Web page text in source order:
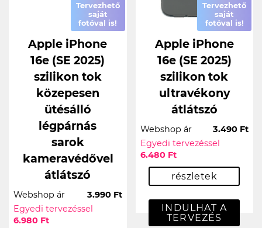
Tervezhető
saját
fotóval is!
Apple iPhone
16e (SE 2025)
szilikon tok
közepesen
ütésálló
légpárnás
sarok
kameravédővel
átlátszó
Webshop ár
3.990 Ft
Egyedi tervezéssel
6.980 Ft
Tervezhető
saját
fotóval is!
Apple iPhone
16e (SE 2025)
szilikon tok
ultravékony
átlátszó
Webshop ár
3.490 Ft
Egyedi tervezéssel
6.480 Ft
részletek
INDULHAT A
TERVEZÉS